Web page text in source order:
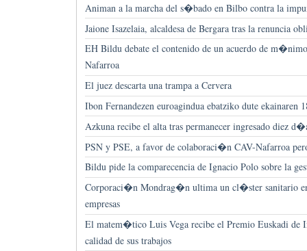
Animan a la marcha del s�bado en Bilbo contra la
Jaione Isazelaia, alcaldesa de Bergara tras la renuncia
EH Bildu debate el contenido de un acuerdo de
Nafarroa
El juez descarta una trampa a Cervera
Ibon Fernandezen euroagindua ebatziko dute ekainaren
Azkuna recibe el alta tras permanecer ingresado diez
PSN y PSE, a favor de colaboraci�n CAV-Nafarroa
Bildu pide la comparecencia de Ignacio Polo sobre la
Corporaci�n Mondrag�n ultima un cl�ster sanitario
empresas
El matem�tico Luis Vega recibe el Premio Euskadi de
calidad de sus trabajos